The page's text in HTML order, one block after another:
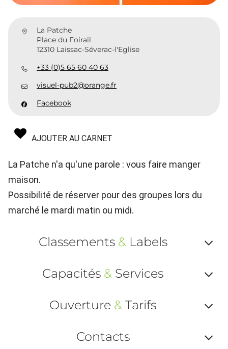
La Patche
Place du Foirail
12310 Laissac-Séverac-l'Eglise
+33 (0)5 65 60 40 63
visuel-pub2@orange.fr
Facebook
AJOUTER AU CARNET
La Patche n'a qu'une parole : vous faire manger
maison.
Possibilité de réserver pour des groupes lors du
marché le mardi matin ou midi.
Classements & Labels
ou
Capacités & Services
ou
Ouverture & Tarifs
Contacts